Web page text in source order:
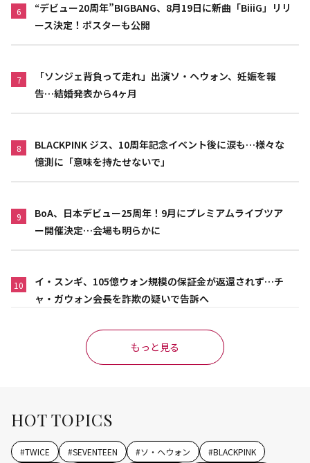
6
“デビュー20周年”BIGBANG、8月19日に新曲「BiiiG」リリ
ース決定！ポスターも公開
7
「ソンジェ背負って走れ」出演ソ・ヘウォン、妊娠を報
告…結婚発表から4ヶ月
8
BLACKPINK ジス、10周年記念イベント後に涙も…様々な
憶測に「意味を持たせないで」
9
BoA、日本デビュー25周年！9月にプレミアムライブツア
ー開催決定…会場も明らかに
10
イ・スンギ、105億ウォン規模の保証金が返還されず…チ
ャ・ガウォン会長を詐欺の疑いで告訴へ
もっと見る
HOT TOPICS
#TWICE #SEVENTEEN #ソ・ヘウォン #BLACKPINK